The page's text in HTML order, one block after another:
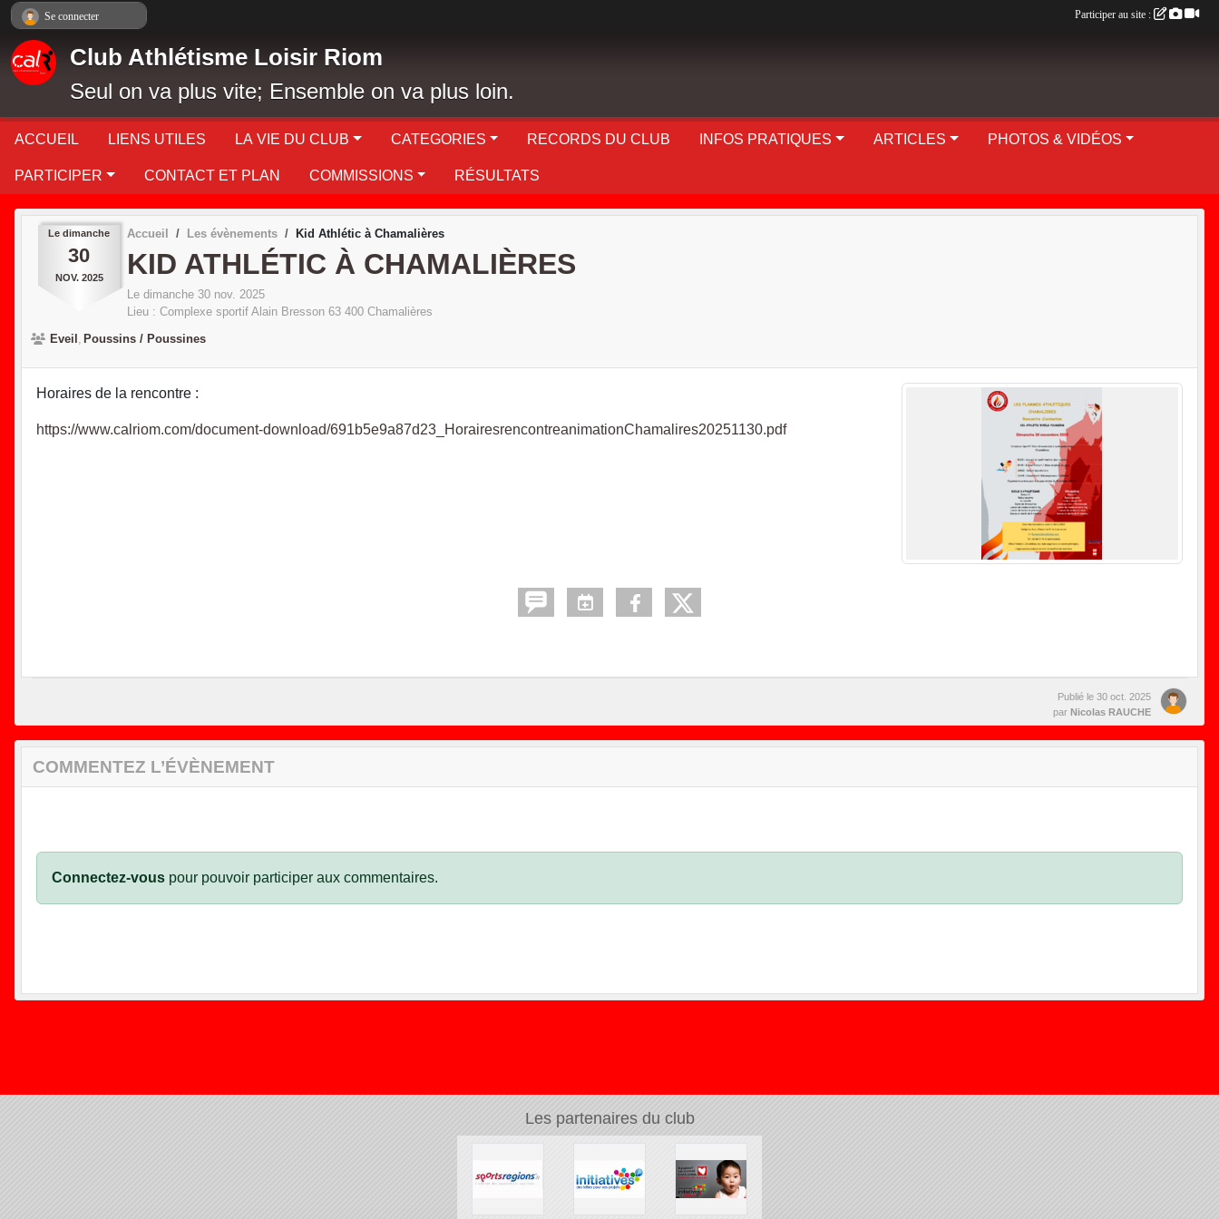
Club Athlétisme Loisir Riom
Seul on va plus vite; Ensemble on va plus loin.
ACCUEIL LIENS UTILES LA VIE DU CLUB CATEGORIES RECORDS DU CLUB INFOS PRATIQUES ARTICLES PHOTOS & VIDÉOS
PARTICIPER CONTACT ET PLAN COMMISSIONS RÉSULTATS
Le dimanche
30
NOV. 2025
Accueil Les évènements Kid Athlétic à Chamalières
KID ATHLÉTIC À CHAMALIÈRES
Le dimanche 30 nov. 2025
Lieu : Complexe sportif Alain Bresson 63 400 Chamalières
Eveil Poussins / Poussines
Horaires de la rencontre :
https://www.calriom.com/document-download/691b5e9a87d23_HorairesrencontreanimationChamalires20251130.pdf
Publié le 30 oct. 2025
par Nicolas RAUCHE
COMMENTEZ L’ÉVÈNEMENT
Connectez-vous pour pouvoir participer aux commentaires.
Les partenaires du club
Se connecter Participer au site :
Panneau de gestion des cookies